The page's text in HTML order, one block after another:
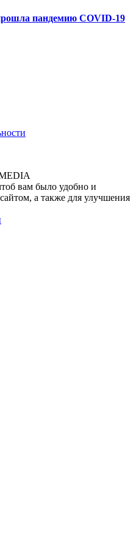
пандемию COVID-19
вам было удобно и
а также для улучшения